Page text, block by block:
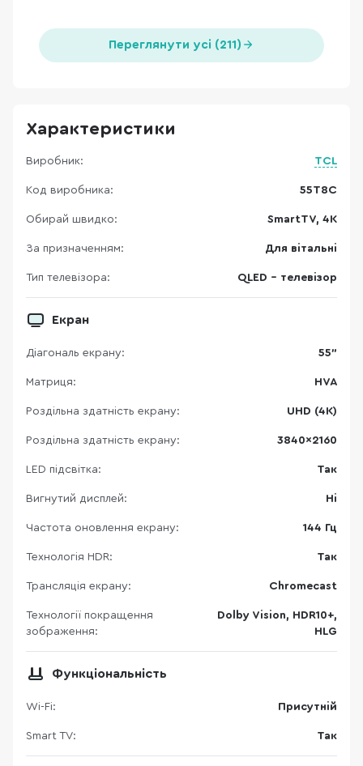
Переглянути усі (211)
Характеристики
Виробник: TCL
Код виробника: 55T8C
Обирай швидко: SmartTV, 4K
За призначенням: Для вітальні
Тип телевізора: QLED - телевізор
Екран
Діагональ екрану: 55"
Матриця: HVA
Роздільна здатність екрану: UHD (4K)
Роздільна здатність екрану: 3840×2160
LED підсвітка: Так
Вигнутий дисплей: Ні
Частота оновлення екрану: 144 Гц
Технологія HDR: Так
Трансляція екрану: Chromecast
Технології покращення
зображення:
Dolby Vision, HDR10+,
HLG
Функціональність
Wi-Fi: Присутній
Smart TV: Так